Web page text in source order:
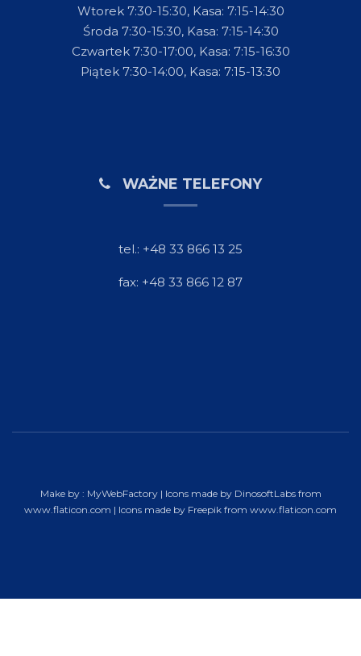
Wtorek 7:30-15:30, Kasa: 7:15-14:30
Środa 7:30-15:30, Kasa: 7:15-14:30
Czwartek 7:30-17:00, Kasa: 7:15-16:30
Piątek 7:30-14:00, Kasa: 7:15-13:30
WAŻNE TELEFONY
tel.: +48 33 866 13 25
fax: +48 33 866 12 87
Make by : MyWebFactory | Icons made by DinosoftLabsfrom
www.flaticon.com | Icons made by Freepik from www.flaticon.com